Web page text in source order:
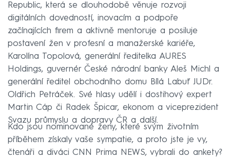
Republic, která se dlouhodobě věnuje rozvoji
digitálních dovedností, inovacím a podpoře
začínajících firem a aktivně mentoruje a posiluje
postavení žen v profesní a manažerské kariéře,
Karolína Topolová, generální ředitelka AURES
Holdings, guvernér České národní banky Aleš Michl a
generální ředitel obchodního domu Bílá Labuť JUDr.
Oldřich Petráček. Své hlasy udělí i dostihový expert
Martin Cáp či Radek Špicar, ekonom a viceprezident
Svazu průmyslu a dopravy ČR a další.
Kdo jsou nominované ženy, které svým životním
příběhem získaly vaše sympatie, a proto jste je vy,
čtenáři a diváci CNN Prima NEWS, vybrali do ankety?